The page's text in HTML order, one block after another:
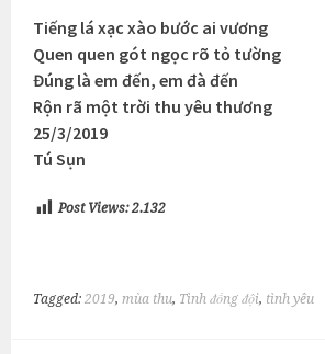
Tiếng lá xạc xào bước ai vương
Quen quen gót ngọc rõ tỏ tường
Đúng là em đến, em đà đến
Rộn rã một trời thu yêu thương
25/3/2019
Tú Sụn
Post Views: 2.132
Tagged:2019, mùa thu, Tình đồng đội, tình yêu